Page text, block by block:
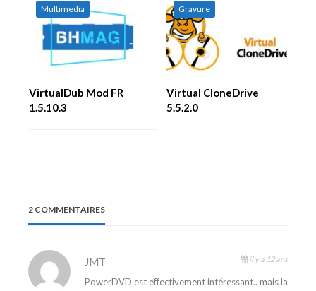
Multimedia
VirtualDub Mod FR
1.5.10.3
Gravure
Virtual CloneDrive
5.5.2.0
2 COMMENTAIRES
JMT il y a 12 ans
PowerDVD est effectivement intéressant.. mais la